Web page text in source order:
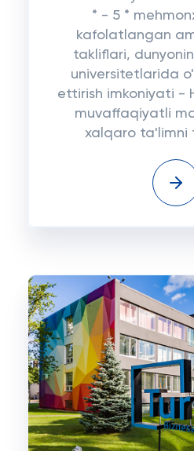
* - 5 *
kafolatlangan
takliflari,
universitetlarida
ettirish imkoniyati -
muvaffaqiyatli
xalqaro ta'limni